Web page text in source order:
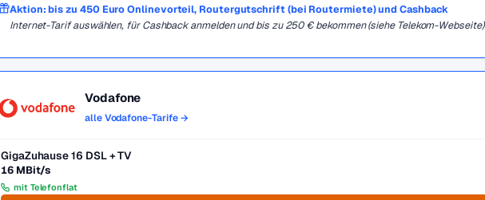
Aktion: bis zu 450 Euro Onlinevorteil, Routergutschrift (bei Routermiete) und Cashback
Internet-Tarif auswählen, für Cashback anmelden und bis zu 250 € bekommen (siehe Telekom-Webseite)
Vodafone
alle Vodafone-Tarife →
GigaZuhause 16 DSL + TV
16 MBit/s
mit Telefonflat